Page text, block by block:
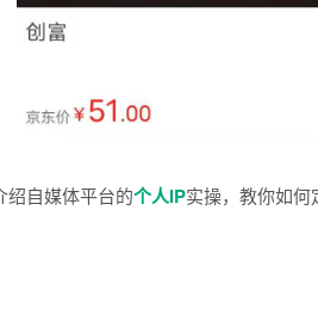
绍自媒体平台的个人IP实操，教你如